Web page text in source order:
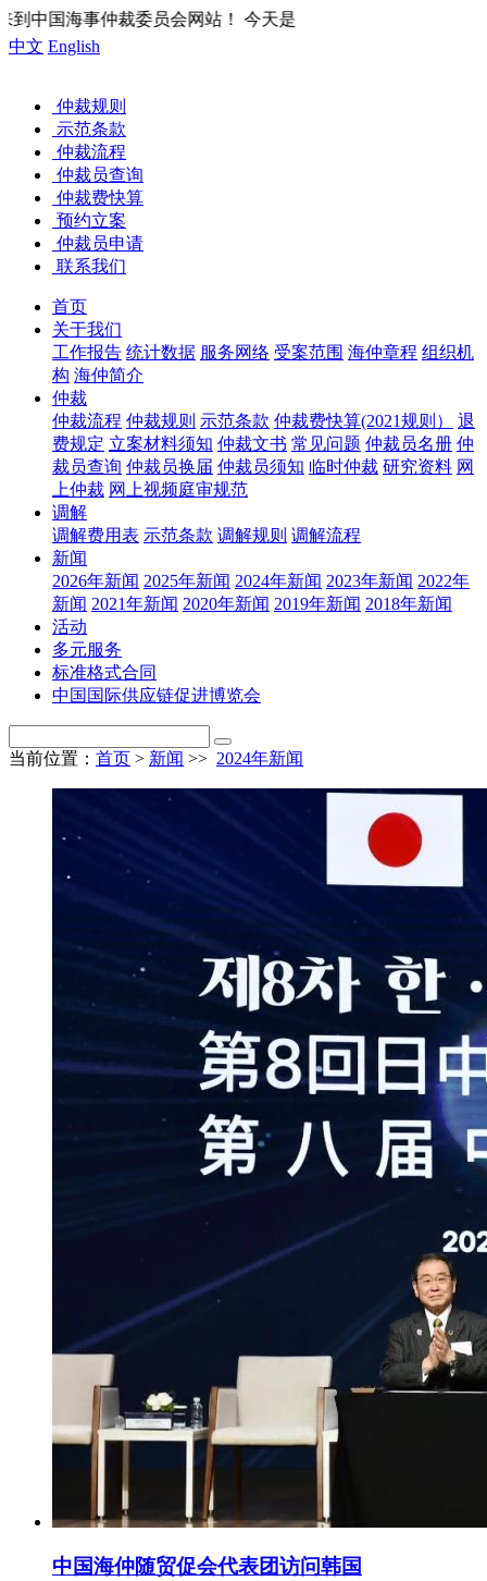
站！ 今天是
中文 English
仲裁规则
示范条款
仲裁流程
仲裁员查询
仲裁费快算
预约立案
仲裁员申请
联系我们
首页
关于我们
工作报告 统计数据 服务网络 受案范围 海仲章程 组织机
构 海仲简介
仲裁
仲裁流程 仲裁规则 示范条款 仲裁费快算(2021规则）
退
费规定 立案材料须知 仲裁文书 常见问题 仲裁员名册 仲
裁员查询 仲裁员换届 仲裁员须知 临时仲裁 研究资料 网
上仲裁 网上视频庭审规范
调解
调解费用表 示范条款 调解规则 调解流程
新闻
2026年新闻 2025年新闻 2024年新闻 2023年新闻 2022年
新闻 2021年新闻 2020年新闻 2019年新闻 2018年新闻
活动
多元服务
标准格式合同
中国国际供应链促进博览会
当前位置： 首页 > 新闻 >> 2024年新闻
中国海仲随贸促会代表团访问韩国